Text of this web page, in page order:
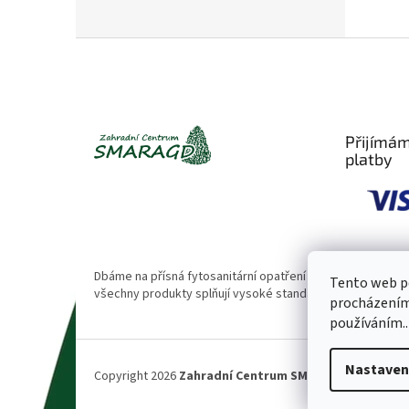
Tento web
platby
Dbáme na přísná fytosanitární opatření 🌱. Naše
všechny produkty splňují vysoké standardy kvality.
Copyright 2026 Zahradní Centrum SMARAGD. Všechna